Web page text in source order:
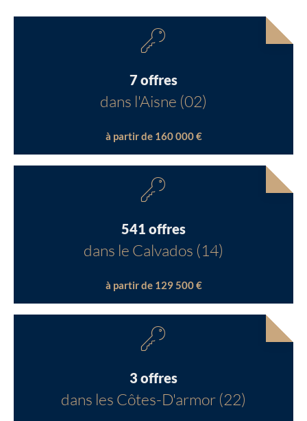
7 offres
dans l'Aisne (02)
à partir de 160 000 €
541 offres
dans le Calvados (14)
à partir de 129 500 €
3 offres
dans les Côtes-D'armor (22)